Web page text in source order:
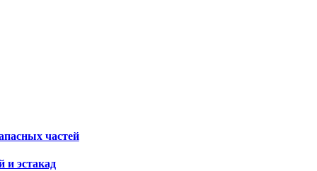
частей
и эстакад